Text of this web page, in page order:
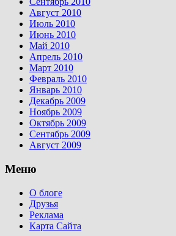
Август 2010
Июль 2010
Июнь 2010
Май 2010
Апрель 2010
Март 2010
Февраль 2010
Январь 2010
Декабрь 2009
Ноябрь 2009
Октябрь 2009
Сентябрь 2009
Август 2009
Меню
О блоге
Друзья
Реклама
Карта Сайта